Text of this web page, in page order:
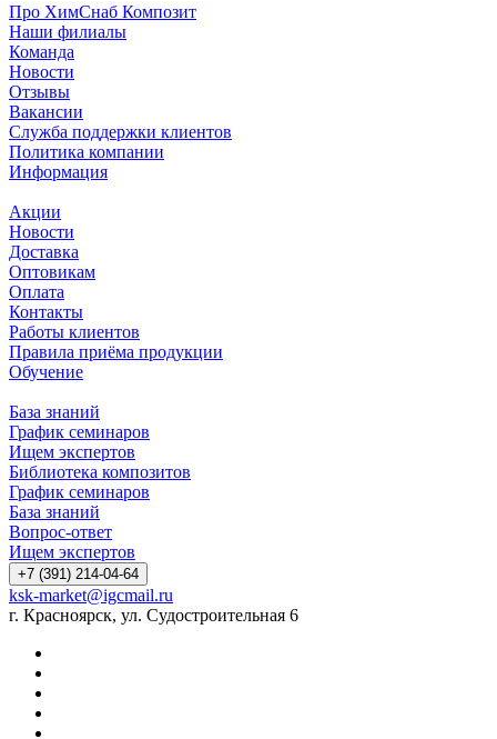
Про ХимСнаб Композит
Наши филиалы
Команда
Новости
Отзывы
Вакансии
Служба поддержки клиентов
Политика компании
Информация
Акции
Новости
Доставка
Оптовикам
Оплата
Контакты
Работы клиентов
Правила приёма продукции
Обучение
База знаний
График семинаров
Ищем экспертов
Библиотека композитов
График семинаров
База знаний
Вопрос-ответ
Ищем экспертов
+7 (391) 214-04-64
ksk-market@igcmail.ru
г. Красноярск, ул. Судостроительная 6